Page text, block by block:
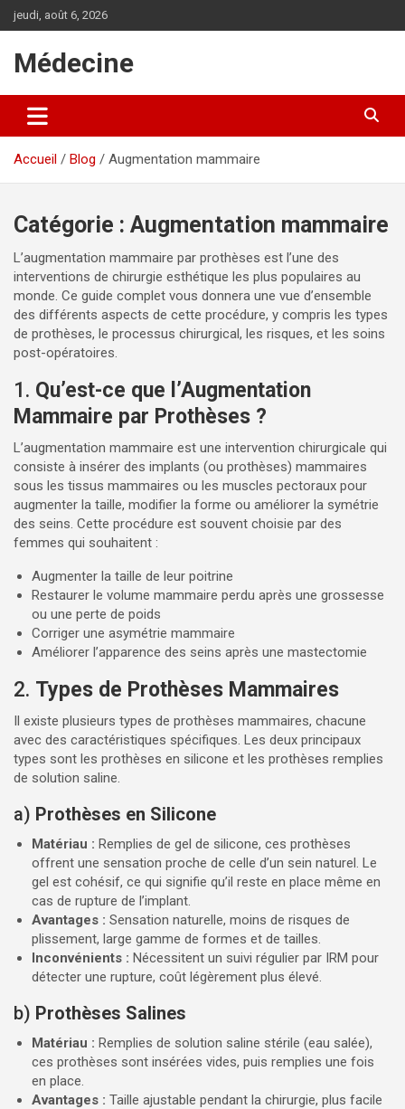
l
c
n
jeudi, août 6, 2026
Médecine
Accueil Blog Augmentation mammaire
Catégorie : Augmentation mammaire
L’augmentation mammaire par prothèses est l’une des
interventions de chirurgie esthétique les plus populaires au
monde. Ce guide complet vous donnera une vue d’ensemble
des différents aspects de cette procédure, y compris les types
de prothèses, le processus chirurgical, les risques, et les soins
post-opératoires.
1. Qu’est-ce que l’Augmentation
Mammaire par Prothèses ?
L’augmentation mammaire est une intervention chirurgicale qui
consiste à insérer des implants (ou prothèses) mammaires
sous les tissus mammaires ou les muscles pectoraux pour
augmenter la taille, modifier la forme ou améliorer la symétrie
des seins. Cette procédure est souvent choisie par des
femmes qui souhaitent :
Augmenter la taille de leur poitrine
Restaurer le volume mammaire perdu après une grossesse
ou une perte de poids
Corriger une asymétrie mammaire
Améliorer l’apparence des seins après une mastectomie
2. Types de Prothèses Mammaires
Il existe plusieurs types de prothèses mammaires, chacune
avec des caractéristiques spécifiques. Les deux principaux
types sont les prothèses en silicone et les prothèses remplies
de solution saline.
a) Prothèses en Silicone
Matériau : Remplies de gel de silicone, ces prothèses
offrent une sensation proche de celle d’un sein naturel. Le
gel est cohésif, ce qui signifie qu’il reste en place même en
cas de rupture de l’implant.
Avantages : Sensation naturelle, moins de risques de
plissement, large gamme de formes et de tailles.
Inconvénients : Nécessitent un suivi régulier par IRM pour
détecter une rupture, coût légèrement plus élevé.
b) Prothèses Salines
Matériau : Remplies de solution saline stérile (eau salée),
ces prothèses sont insérées vides, puis remplies une fois
en place.
Avantages : Taille ajustable pendant la chirurgie, plus facile